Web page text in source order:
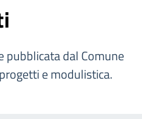
pubblicata dal Comune
e modulistica.